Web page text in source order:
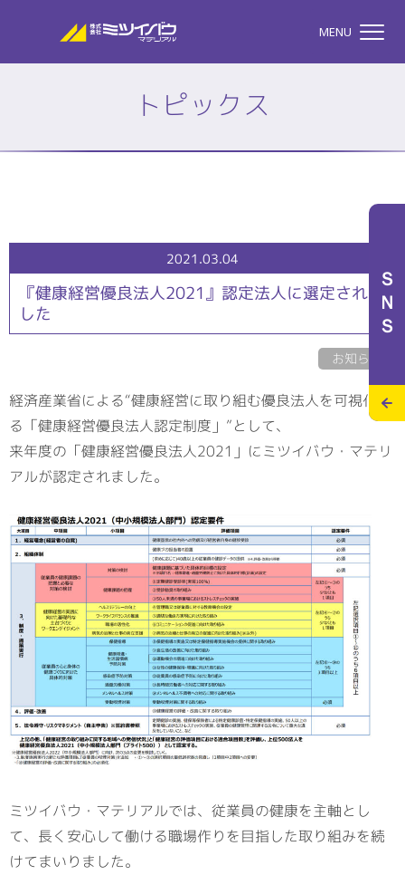
株式会社ミツイバウマテリア
MENU
特設サイト
施工実績
>
メディアポリシー
RECRUITサイト
ＳＮＳ
トピックス
2021.03.04
『健康経営優良法人2021』認定法人に選定されま
した
お知らせ
経済産業省による“健康経営に取り組む優良法人を可視化す
る「健康経営優良法人認定制度」”として、
来年度の「健康経営優良法人2021」にミツイバウ・マテリ
アルが認定されました。
ミツイバウ・マテリアルでは、従業員の健康を主軸とし
て、長く安心して働ける職場作りを目指した取り組みを続
けてまいりました。